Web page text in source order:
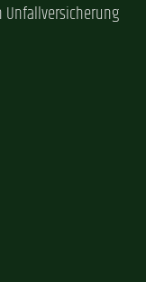
Unfallversicherung